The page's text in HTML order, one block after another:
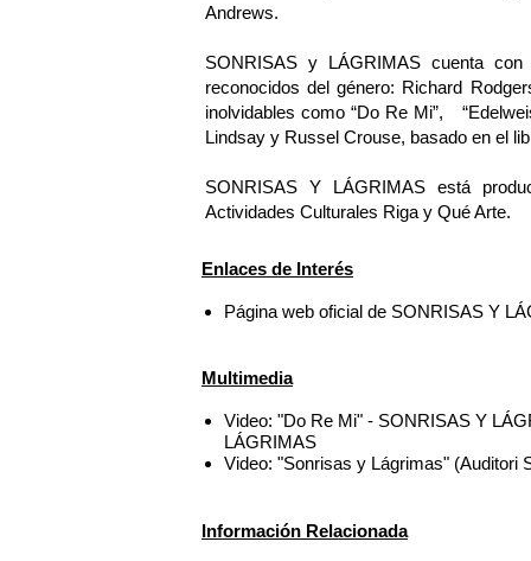
Andrews.
SONRISAS y LÁGRIMAS cuenta
reconocidos del género: Richard
inolvidables como “Do Re Mi”,
Lindsay y Russel Crouse, basado en el
SONRISAS Y LÁGRIMAS está
Actividades Culturales Riga y Qué Arte.
Enlaces de Interés
Página web oficial de SONRISAS Y
Multimedia
Video: "Do Re Mi" - SONRISAS Y
LÁGRIMAS
Video: "Sonrisas y Lágrimas" (Auditori
Información Relacionada